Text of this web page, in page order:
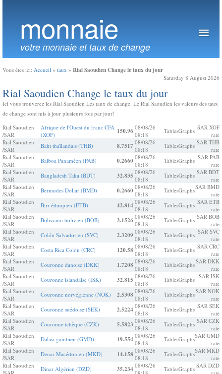
monnaie
votre monnaie et taux de change
Vous êtes ici: Accueil » taux » Rial Saoudien Change le taux du jour
Saturday 8 August 2026
Rial Saoudien Change le taux du jour
Ici vous trouverez les Rial Saoudien Les taux de change. Le Rial Saoudien les valeurs des taux
de change sont mis à jour plusieurs fois par jour!
Rial Saoudien
/SAR
Afrique de l'Ouest du franc CFA
(XOF)
150.96 08/08/26
08:18
TablesGraphs SAR XOF
rate
Rial Saoudien
/SAR
Baht thaïlandais (THB) 8.7517 08/08/26
08:18
TablesGraphs SAR THB
rate
Rial Saoudien
/SAR
Balboa Panaméen (PAB) 0.2660 08/08/26
08:18
TablesGraphs SAR PAB
rate
Rial Saoudien
/SAR
Bangladesh Taka (BDT) 32.835 08/08/26
08:18
TablesGraphs SAR BDT
rate
Rial Saoudien
/SAR
Bermudes Dollar (BMD) 0.2660 08/08/26
08:18
TablesGraphsSAR BMD
rate
Rial Saoudien
/SAR
Birr éthiopien (ETB) 42.814 08/08/26
08:18
TablesGraphs SAR ETB
rate
Rial Saoudien
/SAR
Boliviano bolivien (BOB) 3.1526 08/08/26
08:18
TablesGraphs SAR BOB
rate
Rial Saoudien
/SAR
Colón Salvadorien (SVC) 2.3209 08/08/26
08:18
TablesGraphs SAR SVC
rate
Rial Saoudien
/SAR
Costa Rica Colon (CRC) 120.58 08/08/26
08:18
TablesGraphs SAR CRC
rate
Rial Saoudien
/SAR
Couronne danoise (DKK) 1.7208 08/08/26
08:18
TablesGraphsSAR DKK
rate
Rial Saoudien
/SAR
Couronne islandaise (ISK) 32.815 08/08/26
08:18
TablesGraphs SAR ISK
rate
Rial Saoudien
/SAR
Couronne norvégienne (NOK) 2.5308 08/08/26
08:18
TablesGraphsSAR NOK
rate
Rial Saoudien
/SAR
Couronne suédoise (SEK) 2.5224 08/08/26
08:18
TablesGraphs SAR SEK
rate
Rial Saoudien
/SAR
Couronne tchèque (CZK) 5.5823 08/08/26
08:18
TablesGraphs SAR CZK
rate
Rial Saoudien
/SAR
Dalasi gambien (GMD) 19.554 08/08/26
08:18
TablesGraphsSAR GMD
rate
Rial Saoudien
/SAR
Denar Macédonien (MKD) 14.158 08/08/26
08:18
TablesGraphsSAR MKD
rate
Rial Saoudien
Dinar Algérien (DZD) 35.234 08/08/26
TablesGraphs SAR DZD